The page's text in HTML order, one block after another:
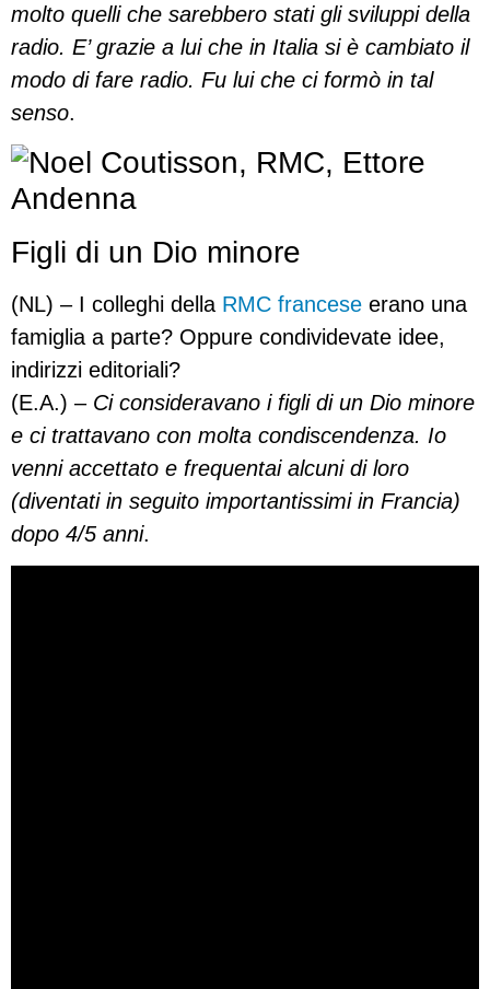
molto quelli che sarebbero stati gli sviluppi della
radio. E’ grazie a lui che in Italia si è cambiato il
modo di fare radio. Fu lui che ci formò in tal
senso.
Figli di un Dio minore
(NL) – I colleghi della RMC francese erano una
famiglia a parte? Oppure condividevate idee,
indirizzi editoriali?
(E.A.) – Ci consideravano i figli di un Dio minore
e ci trattavano con molta condiscendenza. Io
venni accettato e frequentai alcuni di loro
(diventati in seguito importantissimi in Francia)
dopo 4/5 anni.